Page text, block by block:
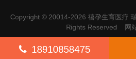
Copyright © 20014-2026 禧孕生育医疗
Rights Reserved
网
18910858475